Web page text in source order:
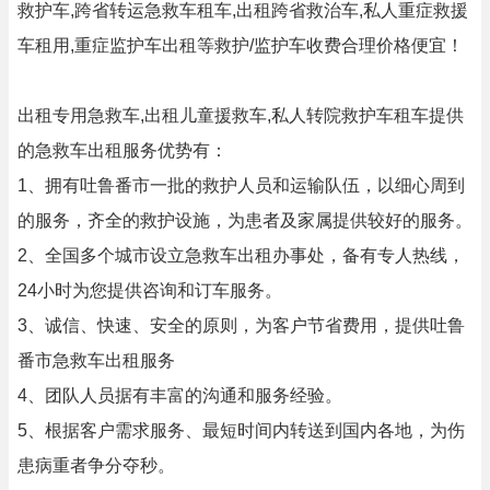
救护车,跨省转运急救车租车,出租跨省救治车,私人重症救援
车租用,重症监护车出租等救护/监护车收费合理价格便宜！
出租专用急救车,出租儿童援救车,私人转院救护车租车提供
的急救车出租服务优势有：
1、拥有吐鲁番市一批的救护人员和运输队伍，以细心周到
的服务，齐全的救护设施，为患者及家属提供较好的服务。
2、全国多个城市设立急救车出租办事处，备有专人热线，
24小时为您提供咨询和订车服务。
3、诚信、快速、安全的原则，为客户节省费用，提供吐鲁
番市急救车出租服务
4、团队人员据有丰富的沟通和服务经验。
5、根据客户需求服务、最短时间内转送到国内各地，为伤
患病重者争分夺秒。